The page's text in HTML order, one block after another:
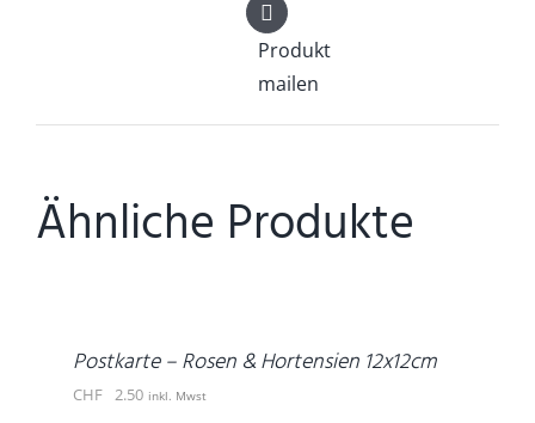
Produkt
mailen
Ähnliche Produkte
IN
Postkarte – Rosen & Hortensien 12x12cm
CHF 2.50 inkl. Mwst